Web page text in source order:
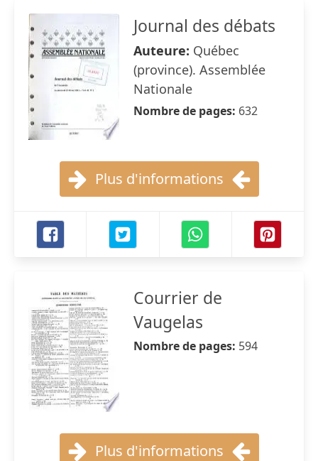
Journal des débats
Auteure: Québec
(province). Assemblée
Nationale
Nombre de pages: 632
Plus d'informations
Courrier de
Vaugelas
Nombre de pages: 594
Plus d'informations